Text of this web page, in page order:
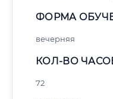
ФОРМА
вечерняя
КОЛ-ВО
72